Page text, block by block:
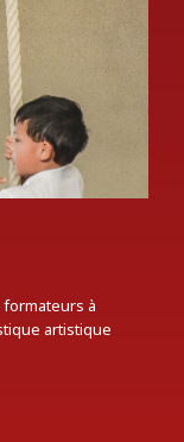
formateurs à
artistique